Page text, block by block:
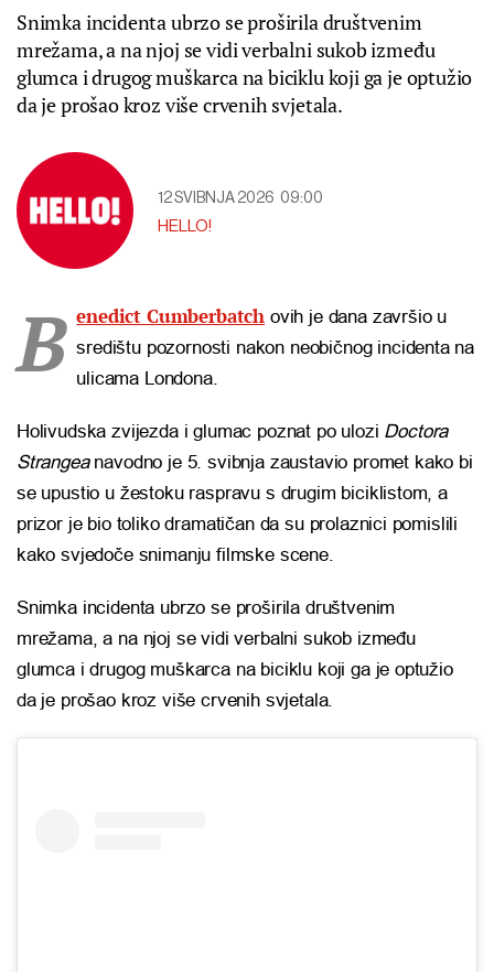
Snimka incidenta ubrzo se proširila društvenim
mrežama, a na njoj se vidi verbalni sukob između
glumca i drugog muškarca na biciklu koji ga je optužio
da je prošao kroz više crvenih svjetala.
12 SVIBNJA 2026 09:00
HELLO!
B enedict Cumberbatch ovih je dana završio u
središtu pozornosti nakon neobičnog incidenta na
ulicama Londona.
Holivudska zvijezda i glumac poznat po ulozi Doctora
Strangeanavodno je 5. svibnja zaustavio promet kako bi
se upustio u žestoku raspravu s drugim biciklistom, a
prizor je bio toliko dramatičan da su prolaznici pomislili
kako svjedoče snimanju filmske scene.
Snimka incidenta ubrzo se proširila društvenim
mrežama, a na njoj se vidi verbalni sukob između
glumca i drugog muškarca na biciklu koji ga je optužio
da je prošao kroz više crvenih svjetala.